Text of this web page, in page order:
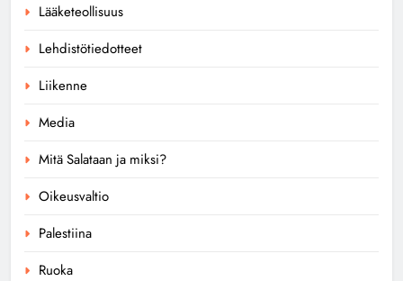
Lääketeollisuus
Lehdistötiedotteet
Liikenne
Media
Mitä Salataan ja miksi?
Oikeusvaltio
Palestiina
Ruoka